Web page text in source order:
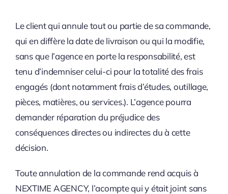
Le client qui annule tout ou partie de sa commande,
qui en diffère la date de livraison ou qui la modifie,
sans que l’agence en porte la responsabilité, est
tenu d’indemniser celui-ci pour la totalité des frais
engagés (dont notamment frais d’études, outillage,
pièces, matières, ou services.). L’agence pourra
demander réparation du préjudice des
conséquences directes ou indirectes du à cette
décision.
Toute annulation de la commande rend acquis à
NEXTIME AGENCY, l’acompte qui y était joint sans